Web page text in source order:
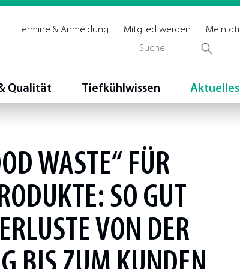
Mein dti
Mitglied werden
Termine & Anmeldung
Qualität Tiefkühlwissen Aktuelles
WASTE“ FÜR
SO GUT
VON DER